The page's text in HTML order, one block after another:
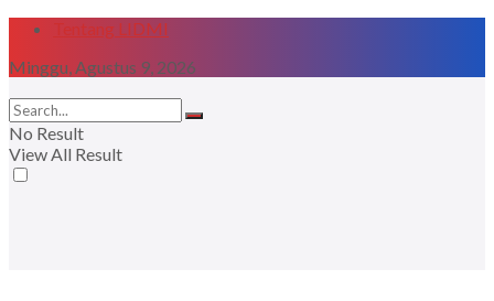
Tentang LIDMI
Minggu, Agustus 9, 2026
No Result
View All Result